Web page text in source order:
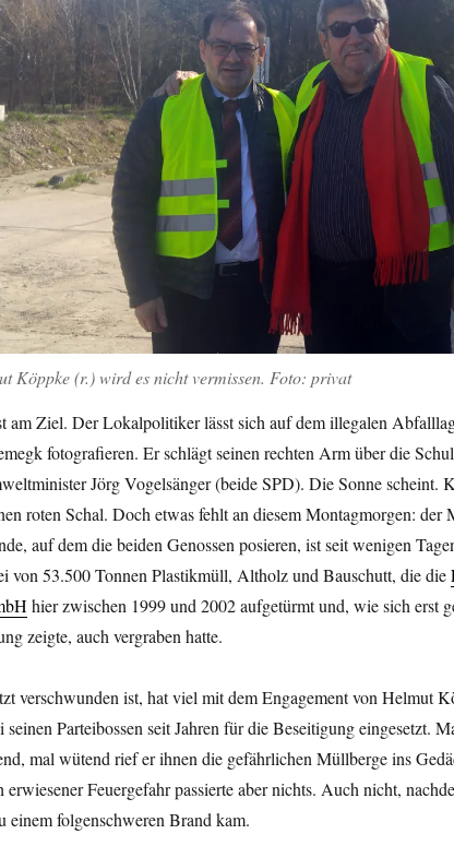
Köppke (r.) wird es nicht vermissen. Foto: privat
am Ziel. Der Lokalpolitiker lässt sich auf dem illegalen
fotografieren. Er schlägt seinen rechten Arm über die
Jörg Vogelsänger (beide SPD). Die Sonne scheint.
roten Schal. Doch etwas fehlt an diesem Montagmorgen: der
auf dem die beiden Genossen posieren, ist seit wenigen
von 53.500 Tonnen Plastikmüll, Altholz und Bauschutt, die die
hier zwischen 1999 und 2002 aufgetürmt und, wie sich erst
zeigte, auch vergraben hatte.
verschwunden ist, hat viel mit dem Engagement von Helmut
Parteibossen seit Jahren für die Beseitigung eingesetzt.
mal wütend rief er ihnen die gefährlichen Müllberge ins
Feuergefahr passierte aber nichts. Auch nicht,
einem folgenschweren Brand kam.